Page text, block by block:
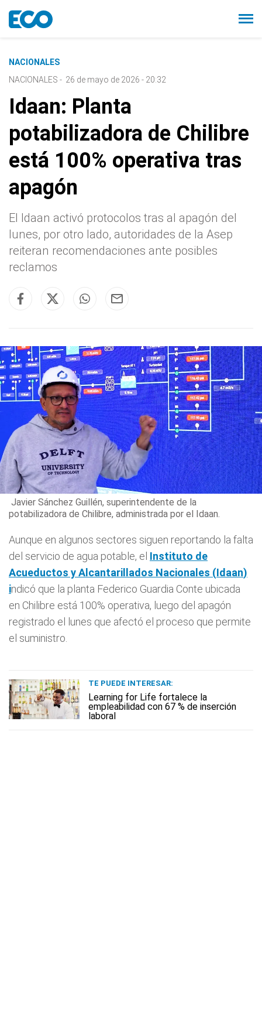
NACIONALES
NACIONALES - 26 de mayo de 2026 - 20:32
Idaan: Planta
potabilizadora de Chilibre
está 100% operativa tras
apagón
El Idaan activó protocolos tras al apagón del
lunes, por otro lado, autoridades de la Asep
reiteran recomendaciones ante posibles
reclamos
Javier Sánchez Guillén, superintendente de la
potabilizadora de Chilibre, administrada por el Idaan.
Aunque en algunos sectores siguen reportando la falta
del servicio de agua potable, el Instituto de
Acueductos y Alcantarillados Nacionales (Idaan)
indicó que la planta Federico Guardia Conte ubicada
en Chilibre está 100% operativa, luego del apagón
registrado el lunes que afectó el proceso que permite
el suministro.
TE PUEDE INTERESAR:
Learning for Life fortalece la
empleabilidad con 67 % de inserción
laboral